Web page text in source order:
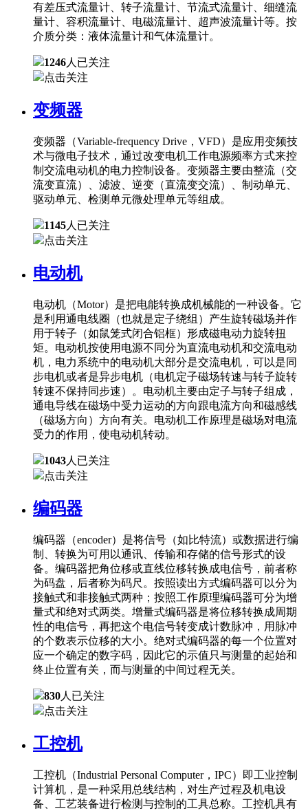
有差压式流量计、转子流量计、节流式流量计、细缝流
量计、容积流量计、电磁流量计、超声波流量计等。按
介质分类：液体流量计和气体流量计。
1246人已关注
点击关注
变频器
变频器（Variable-frequency Drive，VFD）是应用变频技
术与微电子技术，通过改变电机工作电源频率方式来控
制交流电动机的电力控制设备。变频器主要由整流（交
流变直流）、滤波、逆变（直流变交流）、制动单元、
驱动单元、检测单元微处理单元等组成。
1145人已关注
点击关注
电动机
电动机（Motor）是把电能转换成机械能的一种设备。它
是利用通电线圈（也就是定子绕组）产生旋转磁场并作
用于转子（如鼠笼式闭合铝框）形成磁电动力旋转扭
矩。电动机按使用电源不同分为直流电动机和交流电动
机，电力系统中的电动机大部分是交流电机，可以是同
步电机或者是异步电机（电机定子磁场转速与转子旋转
转速不保持同步速）。电动机主要由定子与转子组成，
通电导线在磁场中受力运动的方向跟电流方向和磁感线
（磁场方向）方向有关。电动机工作原理是磁场对电流
受力的作用，使电动机转动。
1043人已关注
点击关注
编码器
编码器（encoder）是将信号（如比特流）或数据进行编
制、转换为可用以通讯、传输和存储的信号形式的设
备。编码器把角位移或直线位移转换成电信号，前者称
为码盘，后者称为码尺。按照读出方式编码器可以分为
接触式和非接触式两种；按照工作原理编码器可分为增
量式和绝对式两类。增量式编码器是将位移转换成周期
性的电信号，再把这个电信号转变成计数脉冲，用脉冲
的个数表示位移的大小。绝对式编码器的每一个位置对
应一个确定的数字码，因此它的示值只与测量的起始和
终止位置有关，而与测量的中间过程无关。
830人已关注
点击关注
工控机
工控机（Industrial Personal Computer，IPC）即工业控制
计算机，是一种采用总线结构，对生产过程及机电设
备、工艺装备进行检测与控制的工具总称。工控机具有